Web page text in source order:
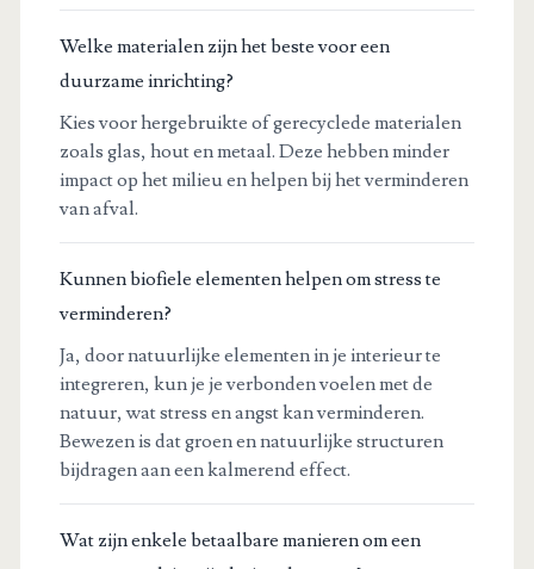
Welke materialen zijn het beste voor een
duurzame inrichting?
Kies voor hergebruikte of gerecyclede materialen
zoals glas, hout en metaal. Deze hebben minder
impact op het milieu en helpen bij het verminderen
van afval.
Kunnen biofiele elementen helpen om stress te
verminderen?
Ja, door natuurlijke elementen in je interieur te
integreren, kun je je verbonden voelen met de
natuur, wat stress en angst kan verminderen.
Bewezen is dat groen en natuurlijke structuren
bijdragen aan een kalmerend effect.
Wat zijn enkele betaalbare manieren om een